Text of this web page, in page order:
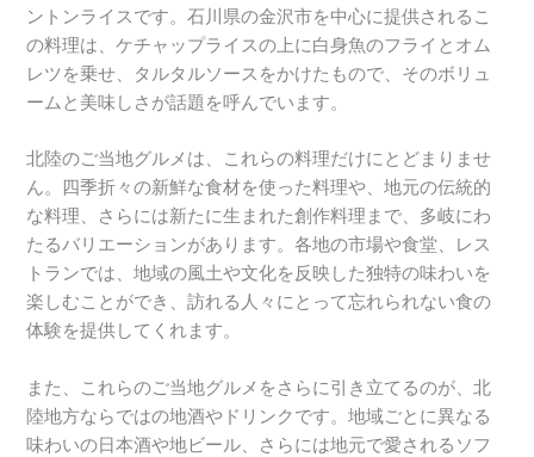
ントンライスです。石川県の金沢市を中心に提供されるこ
の料理は、ケチャップライスの上に白身魚のフライとオム
レツを乗せ、タルタルソースをかけたもので、そのボリュ
ームと美味しさが話題を呼んでいます。
北陸のご当地グルメは、これらの料理だけにとどまりませ
ん。四季折々の新鮮な食材を使った料理や、地元の伝統的
な料理、さらには新たに生まれた創作料理まで、多岐にわ
たるバリエーションがあります。各地の市場や食堂、レス
トランでは、地域の風土や文化を反映した独特の味わいを
楽しむことができ、訪れる人々にとって忘れられない食の
体験を提供してくれます。
また、これらのご当地グルメをさらに引き立てるのが、北
陸地方ならではの地酒やドリンクです。地域ごとに異なる
味わいの日本酒や地ビール、さらには地元で愛されるソフ